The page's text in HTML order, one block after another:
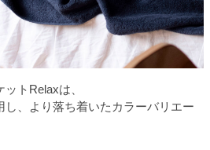
トRelaxは、
、より落ち着いたカラーバリエー